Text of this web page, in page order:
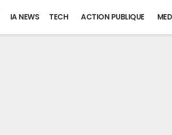
IA NEWS TECH ACTION PUBLIQUE